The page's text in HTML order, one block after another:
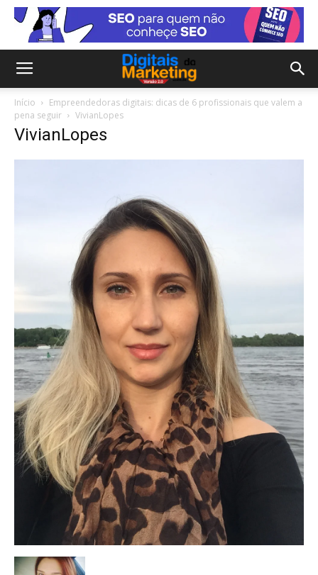
Início
Empreendedoras digitais: dicas de 6 profissionais que valem a
pena seguir
VivianLopes
VivianLopes